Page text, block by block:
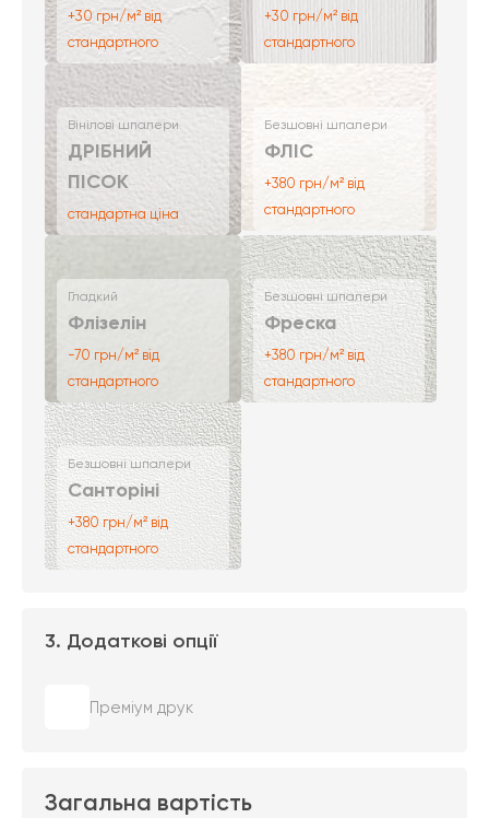
+30 грн/м² від
стандартного
+30 грн/м² від
стандартного
Вінілові шпалери
ДРІБНИЙ
ПІСОК
стандартна ціна
Безшовні шпалери
ФЛІС
+380 грн/м² від
стандартного
Гладкий
Флізелін
-70 грн/м² від
стандартного
Безшовні шпалери
Фреска
+380 грн/м² від
стандартного
Безшовні шпалери
Санторіні
+380 грн/м² від
стандартного
3. Додаткові опції
Преміум друк
Загальна вартість